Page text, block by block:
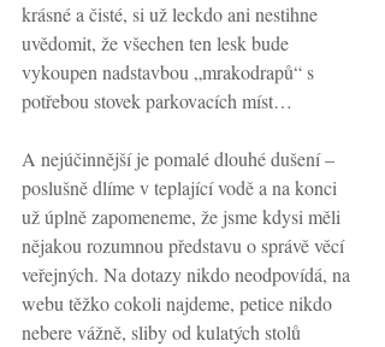
krásné a čisté, si už leckdo ani nestihne
uvědomit, že všechen ten lesk bude
vykoupen nadstavbou „mrakodrapů“ s
potřebou stovek parkovacích míst…
A nejúčinnější je pomalé dlouhé dušení –
poslušně dlíme v teplající vodě a na konci
už úplně zapomeneme, že jsme kdysi měli
nějakou rozumnou představu o správě věcí
veřejných. Na dotazy nikdo neodpovídá, na
webu těžko cokoli najdeme, petice nikdo
nebere vážně, sliby od kulatých stolů